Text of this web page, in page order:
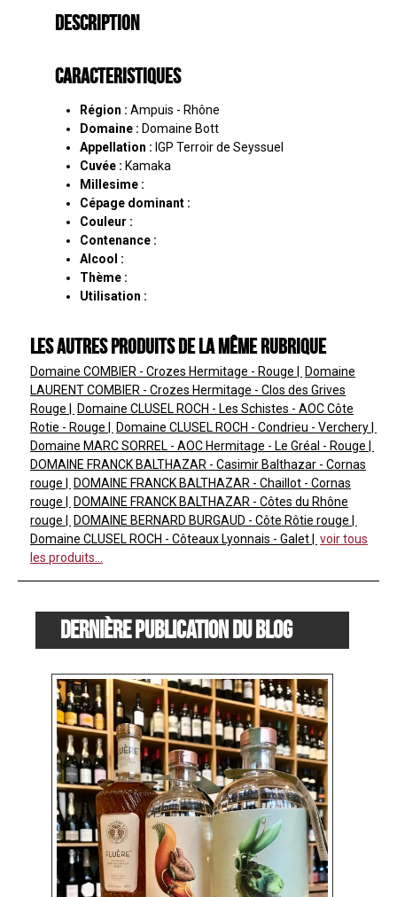
Description
Caracteristiques
Région : Ampuis - Rhône
Domaine : Domaine Bott
Appellation : IGP Terroir de Seyssuel
Cuvée : Kamaka
Millesime :
Cépage dominant :
Couleur :
Contenance :
Alcool :
Thème :
Utilisation :
Les autres produits de la même rubrique
Domaine COMBIER - Crozes Hermitage - Rouge
Domaine
LAURENT COMBIER - Crozes Hermitage - Clos des Grives
Rouge
Domaine CLUSEL ROCH - Les Schistes - AOC Côte
Rotie - Rouge
Domaine CLUSEL ROCH - Condrieu - Verchery
Domaine MARC SORREL - AOC Hermitage - Le Gréal - Rouge
DOMAINE FRANCK BALTHAZAR - Casimir Balthazar - Cornas
rouge
DOMAINE FRANCK BALTHAZAR - Chaillot - Cornas
rouge
DOMAINE FRANCK BALTHAZAR - Côtes du Rhône
rouge
DOMAINE BERNARD BURGAUD - Côte Rôtie rouge
Domaine CLUSEL ROCH - Côteaux Lyonnais - Galet
voir tous
les produits...
Dernière publication du blog